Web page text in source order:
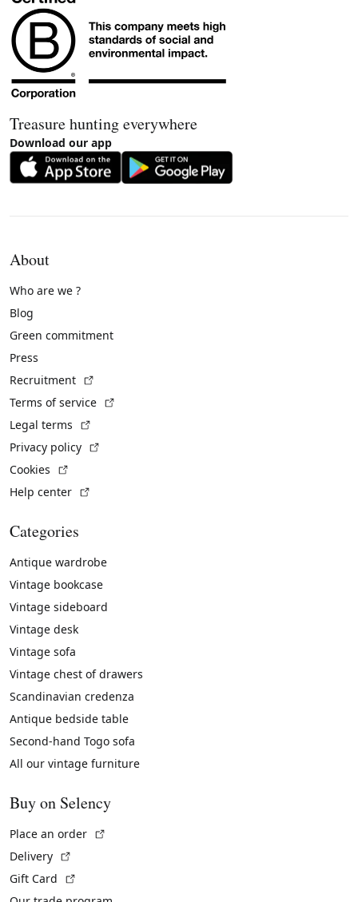
Treasure hunting everywhere
Download our app
About
Who are we ?
Blog
Green commitment
Press
Recruitment
Terms of service
Legal terms
Privacy policy
Cookies
Help center
Categories
Antique wardrobe
Vintage bookcase
Vintage sideboard
Vintage desk
Vintage sofa
Vintage chest of drawers
Scandinavian credenza
Antique bedside table
Second-hand Togo sofa
All our vintage furniture
Buy on Selency
Place an order
Delivery
Gift Card